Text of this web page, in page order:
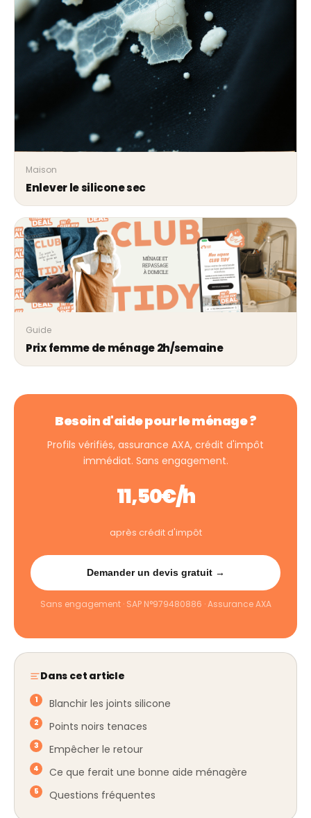
Maison
Enlever le silicone sec
Guide
Prix femme de ménage 2h/semaine
Besoin d'aide pour le ménage ?
Profils vérifiés, assurance AXA, crédit d'impôt
immédiat. Sans engagement.
11,50€/h
après crédit d'impôt
Demander un devis gratuit →
Sans engagement · SAP N°979480886 · Assurance AXA
Dans cet article
Blanchir les joints silicone
Points noirs tenaces
Empêcher le retour
Ce que ferait une bonne aide ménagère
Questions fréquentes